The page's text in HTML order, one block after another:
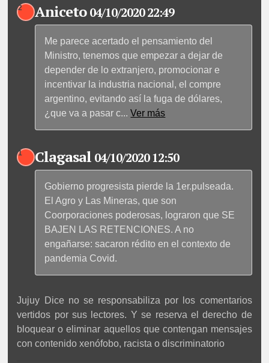
2 Aniceto 04/10/2020 22:49
Me parece acertado el pensamiento del
Ministro, tenemos que empezar a dejar de
depender de lo extranjero, promocionar e
incentivar la industria nacional, el compre
argentino, evitando así la fuga de dólares,
¿que va a pasar c...Ver más
1 Clagasal 04/10/2020 12:50
Gobierno progresista pierde la 1er.pulseada.
El Agro y Las Mineras, que son
Coorporaciones poderosas, lograron que SE
BAJEN LAS RETENCIONES. A no
engañarse: sacaron rédito en el contexto de
pandemia Covid.
Jujuy Dice no se responsabiliza por los comentarios
vertidos por sus lectores. Y se reserva el derecho de
bloquear o eliminar aquellos que contengan mensajes
con contenido xenófobo, racista o discriminatorio